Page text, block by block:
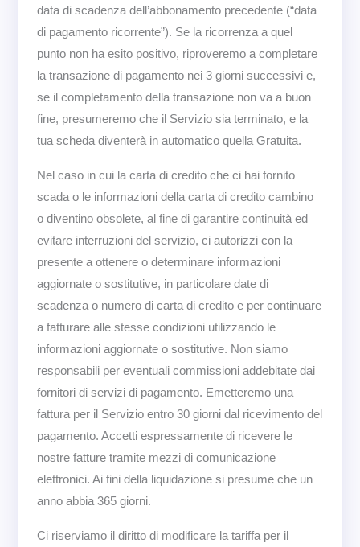
data di scadenza dell’abbonamento precedente (“data
di pagamento ricorrente”). Se la ricorrenza a quel
punto non ha esito positivo, riproveremo a completare
la transazione di pagamento nei 3 giorni successivi e,
se il completamento della transazione non va a buon
fine, presumeremo che il Servizio sia terminato, e la
tua scheda diventerà in automatico quella Gratuita.
Nel caso in cui la carta di credito che ci hai fornito
scada o le informazioni della carta di credito cambino
o diventino obsolete, al fine di garantire continuità ed
evitare interruzioni del servizio, ci autorizzi con la
presente a ottenere o determinare informazioni
aggiornate o sostitutive, in particolare date di
scadenza o numero di carta di credito e per continuare
a fatturare alle stesse condizioni utilizzando le
informazioni aggiornate o sostitutive. Non siamo
responsabili per eventuali commissioni addebitate dai
fornitori di servizi di pagamento. Emetteremo una
fattura per il Servizio entro 30 giorni dal ricevimento del
pagamento. Accetti espressamente di ricevere le
nostre fatture tramite mezzi di comunicazione
elettronici. Ai fini della liquidazione si presume che un
anno abbia 365 giorni.
Ci riserviamo il diritto di modificare la tariffa per il